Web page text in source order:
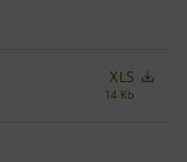
XLS
14 Kb